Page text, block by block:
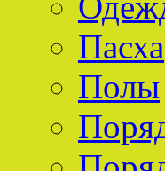
Пасха
Полы